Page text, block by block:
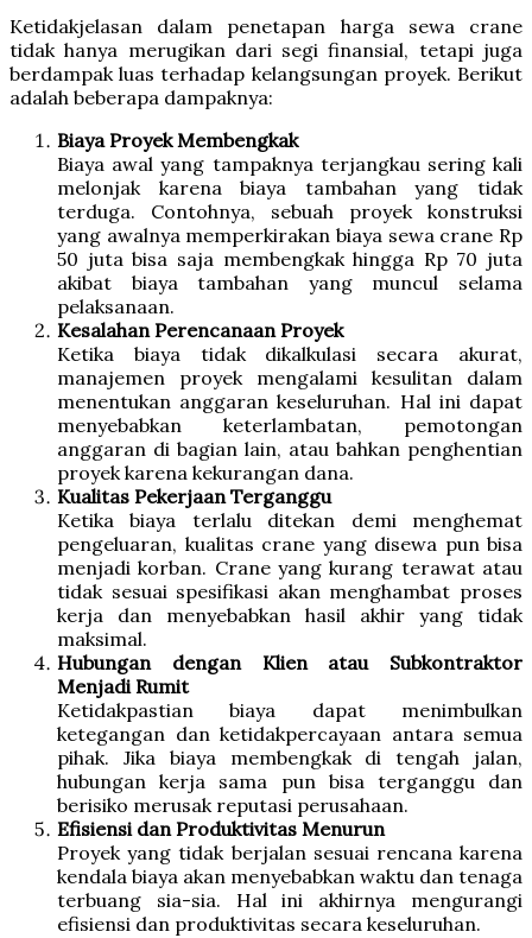
Ketidakjelasan dalam penetapan harga sewa crane
tidak hanya merugikan dari segi finansial, tetapi juga
berdampak luas terhadap kelangsungan proyek. Berikut
adalah beberapa dampaknya:
Biaya Proyek Membengkak
Biaya awal yang tampaknya terjangkau sering kali
melonjak karena biaya tambahan yang tidak
terduga. Contohnya, sebuah proyek konstruksi
yang awalnya memperkirakan biaya sewa crane Rp
50 juta bisa saja membengkak hingga Rp 70 juta
akibat biaya tambahan yang muncul selama
pelaksanaan.
Kesalahan Perencanaan Proyek
Ketika biaya tidak dikalkulasi secara akurat,
manajemen proyek mengalami kesulitan dalam
menentukan anggaran keseluruhan. Hal ini dapat
menyebabkan keterlambatan, pemotongan
anggaran di bagian lain, atau bahkan penghentian
proyek karena kekurangan dana.
Kualitas Pekerjaan Terganggu
Ketika biaya terlalu ditekan demi menghemat
pengeluaran, kualitas crane yang disewa pun bisa
menjadi korban. Crane yang kurang terawat atau
tidak sesuai spesifikasi akan menghambat proses
kerja dan menyebabkan hasil akhir yang tidak
maksimal.
Hubungan dengan Klien atau Subkontraktor
Menjadi Rumit
Ketidakpastian biaya dapat menimbulkan
ketegangan dan ketidakpercayaan antara semua
pihak. Jika biaya membengkak di tengah jalan,
hubungan kerja sama pun bisa terganggu dan
berisiko merusak reputasi perusahaan.
Efisiensi dan Produktivitas Menurun
Proyek yang tidak berjalan sesuai rencana karena
kendala biaya akan menyebabkan waktu dan tenaga
terbuang sia-sia. Hal ini akhirnya mengurangi
efisiensi dan produktivitas secara keseluruhan.